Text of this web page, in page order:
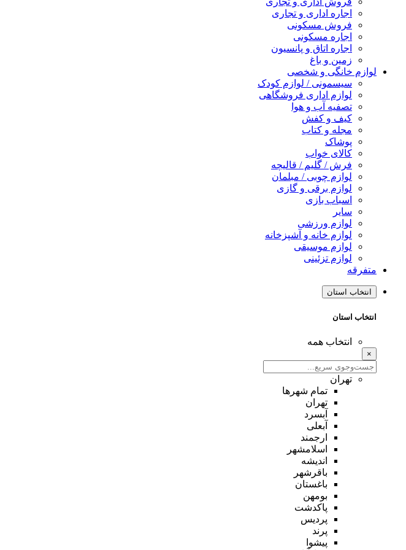
اجاره اداری و تجاری
فروش مسکونی
اجاره مسکونی
اجاره اتاق و پانسیون
زمین و باغ
لوازم خانگی و شخصی
سیسمونی / لوازم کودک
لوازم اداری فروشگاهی
تصفیه آب و هوا
کیف و کفش
مجله و کتاب
پوشاک
کالای خواب
فرش / گلیم / قالیچه
لوازم چوبی / مبلمان
لوازم برقی و گازی
اسباب بازی
سایر
لوازم ورزشی
لوازم خانه و آشپزخانه
لوازم موسیقی
لوازم تزئینی
متفرقه
انتخاب استان
انتخاب استان
انتخاب همه
×
تهران
تمام شهر‌ها
تهران
آبسرد
آبعلی
ارجمند
اسلامشهر
اندیشه
باقرشهر
باغستان
بومهن
پاکدشت
پردیس
پرند
پیشوا